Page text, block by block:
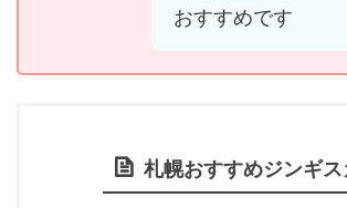
おすすめです
札幌おすすめジンギス